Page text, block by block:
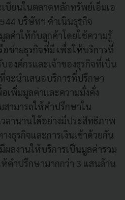
บียนในตลาดหลักทรัพย์เอ็มเอ
บริษัทฯ ดําเนินธุรกิจ
มูลค่าให้กับลูกค้าโดยใช้ความรู้
อข่ายธุรกิจที่มี เพื่อให้บริการที่
งค์กรและเจ้าของธุรกิจที่เป็น
จะนําเสนอบริการที่ปรึกษา
เพิ่มมูลค่าและความมั่งคั่ง
สามารถให้คําปรึกษาใน
ลานานได้อย่างมีประสิทธิภาพ
งธุรกิจและการเงินเข้าด้วยกัน
ลงานให้บริการเป็นมูลค่ารวม
ห้คําปรึกษามากกว่า 3 แสนล้าน